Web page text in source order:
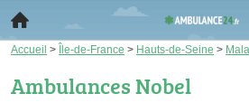
Accueil > Île-de-France > Hauts-de-Seine >
Ambulances Nobel